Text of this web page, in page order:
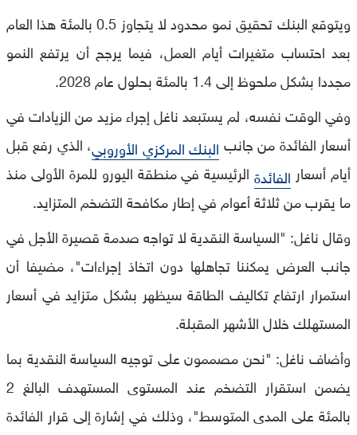
ويتوقع البنك تحقيق نمو محدود لا يتجاوز 0.5 بالمئة هذا العام
بعد احتساب متغيرات أيام العمل، فيما يرجح أن يرتفع النمو
مجددا بشكل ملحوظ إلى 1.4 بالمئة بحلول عام 2028.
وفي الوقت نفسه، لم يستبعد ناغل إجراء مزيد من الزيادات في
أسعار الفائدة من جانب البنك المركزي الأوروبي، الذي رفع قبل
أيام أسعار الفائدة الرئيسية في منطقة اليورو للمرة الأولى منذ
ما يقرب من ثلاثة أعوام في إطار مكافحة التضخم المتزايد.
وقال ناغل: "السياسة النقدية لا تواجه صدمة قصيرة الأجل في
جانب العرض يمكننا تجاهلها دون اتخاذ إجراءات"، مضيفا أن
استمرار ارتفاع تكاليف الطاقة سيظهر بشكل متزايد في أسعار
المستهلك خلال الأشهر المقبلة.
وأضاف ناغل: "نحن مصممون على توجيه السياسة النقدية بما
يضمن استقرار التضخم عند المستوى المستهدف البالغ 2
بالمئة على المدى المتوسط"، وذلك في إشارة إلى قرار الفائدة